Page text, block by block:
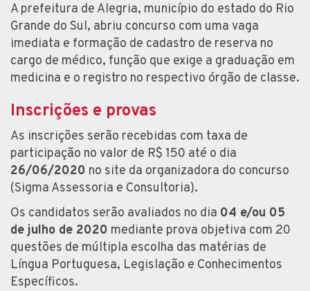
A prefeitura de Alegria, município do estado do Rio
Grande do Sul, abriu concurso com uma vaga
imediata e formação de cadastro de reserva no
cargo de médico, função que exige a graduação em
medicina e o registro no respectivo órgão de classe.
Inscrições e provas
As inscrições serão recebidas com taxa de
participação no valor de R$ 150 até o dia
26/06/2020 no site da organizadora do concurso
(Sigma Assessoria e Consultoria).
Os candidatos serão avaliados no dia 04 e/ou 05
de julho de 2020 mediante prova objetiva com 20
questões de múltipla escolha das matérias de
Língua Portuguesa, Legislação e Conhecimentos
Específicos.